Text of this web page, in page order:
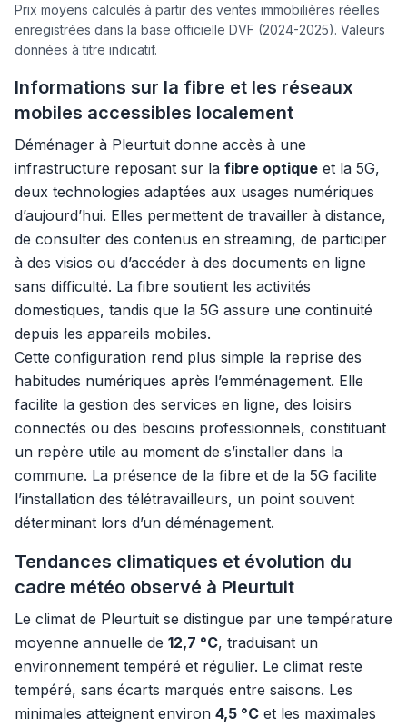
Prix moyens calculés à partir des ventes immobilières réelles
enregistrées dans la base officielle DVF (2024-2025). Valeurs
données à titre indicatif.
Informations sur la fibre et les réseaux
mobiles accessibles localement
Déménager à Pleurtuit donne accès à une
infrastructure reposant sur la fibre optique et la 5G,
deux technologies adaptées aux usages numériques
d’aujourd’hui. Elles permettent de travailler à distance,
de consulter des contenus en streaming, de participer
à des visios ou d’accéder à des documents en ligne
sans difficulté. La fibre soutient les activités
domestiques, tandis que la 5G assure une continuité
depuis les appareils mobiles.
Cette configuration rend plus simple la reprise des
habitudes numériques après l’emménagement. Elle
facilite la gestion des services en ligne, des loisirs
connectés ou des besoins professionnels, constituant
un repère utile au moment de s’installer dans la
commune. La présence de la fibre et de la 5G facilite
l’installation des télétravailleurs, un point souvent
déterminant lors d’un déménagement.
Tendances climatiques et évolution du
cadre météo observé à Pleurtuit
Le climat de Pleurtuit se distingue par une température
moyenne annuelle de 12,7 °C, traduisant un
environnement tempéré et régulier. Le climat reste
tempéré, sans écarts marqués entre saisons. Les
minimales atteignent environ 4,5 °C et les maximales